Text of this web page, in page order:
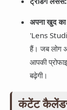
अपना खुद
'Lens
हैं। जब लोग
आपकी
बढ़ेगी।
कंटेंट